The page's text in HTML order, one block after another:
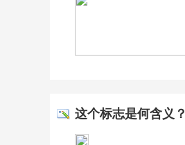
这个标志是何含义？